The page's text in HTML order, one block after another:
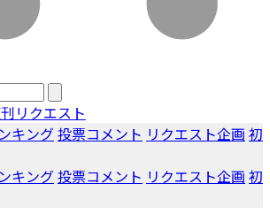
リクエスト
キング投票コメント リクエスト企画 初
キング投票コメント リクエスト企画 初